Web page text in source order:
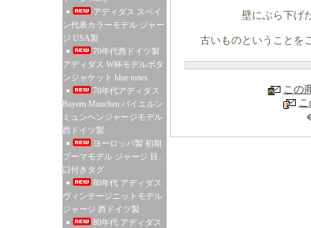
アディダス スペイ
ン代表カラーモデル ジャー
ジ USA製
70年代西ドイツ製
アディダス W杯モデルボタ
ンジャケット blue tones
70年代アディダス
Bayern Munchen バイエルン
ミュンヘンジャージモデル
西ドイツ製
ヨーロッパ製 初期
プーマモデル ジャージ 目、
口付きタグ
80年代 アディダス
ヴィンテージニットモデル
ジャージ 西ドイツ製
80年代 アディダス
壁にぶら下げ
古いものということを
この